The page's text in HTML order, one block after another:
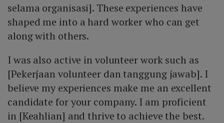
selama organisasi]. These experiences have
shaped me into a hard worker who can get
along with others.
I was also active in volunteer work such as
[Pekerjaan volunteer dan tanggung jawab]. I
believe my experiences make me an excellent
candidate for your company. I am proficient
in [Keahlian] and thrive to achieve the best.